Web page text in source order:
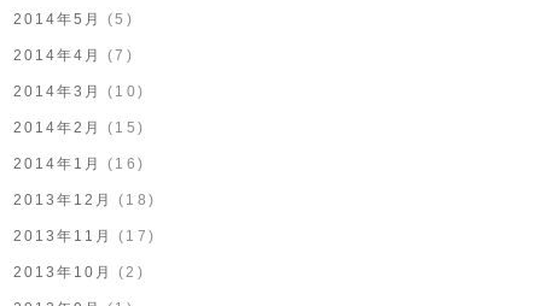
2014年5月 (5)
2014年4月 (7)
2014年3月 (10)
2014年2月 (15)
2014年1月 (16)
2013年12月 (18)
2013年11月 (17)
2013年10月 (2)